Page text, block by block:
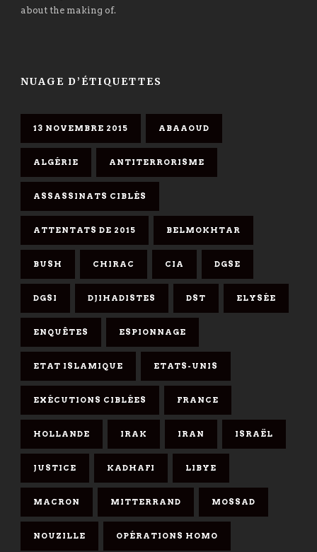
about the making of.
NUAGE D’ÉTIQUETTES
13 NOVEMBRE 2015 ABAAOUD
ALGÉRIE ANTITERRORISME
ASSASSINATS CIBLÉS
ATTENTATS DE 2015 BELMOKHTAR
BUSH CHIRAC CIA DGSE
DGSI DJIHADISTES DST ELYSÉE
ENQUÊTES ESPIONNAGE
ETAT ISLAMIQUE ETATS-UNIS
EXÉCUTIONS CIBLÉES FRANCE
HOLLANDE IRAK IRAN ISRAËL
JUSTICE KADHAFI LIBYE
MACRON MITTERRAND MOSSAD
NOUZILLE OPÉRATIONS HOMO